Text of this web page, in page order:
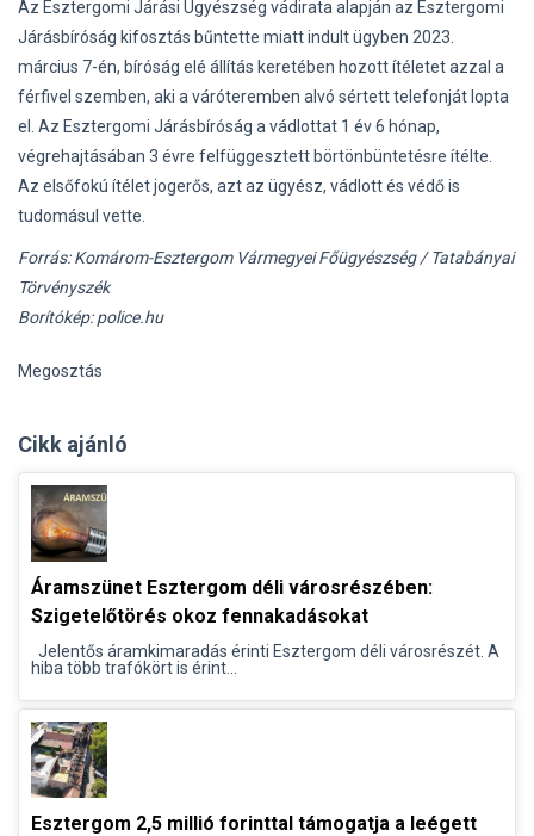
Az Esztergomi Járási Ügyészség vádirata alapján az Esztergomi
Járásbíróság kifosztás bűntette miatt indult ügyben 2023.
március 7-én, bíróság elé állítás keretében hozott ítéletet azzal a
férfivel szemben, aki a váróteremben alvó sértett telefonját lopta
el. Az Esztergomi Járásbíróság a vádlottat 1 év 6 hónap,
végrehajtásában 3 évre felfüggesztett börtönbüntetésre ítélte.
Az elsőfokú ítélet jogerős, azt az ügyész, vádlott és védő is
tudomásul vette.
Forrás: Komárom-Esztergom Vármegyei Főügyészség / Tatabányai
Törvényszék
Borítókép: police.hu
Megosztás
Cikk ajánló
Áramszünet Esztergom déli városrészében:
Szigetelőtörés okoz fennakadásokat
Jelentős áramkimaradás érinti Esztergom déli városrészét. A
hiba több trafókört is érint...
Esztergom 2,5 millió forinttal támogatja a leégett